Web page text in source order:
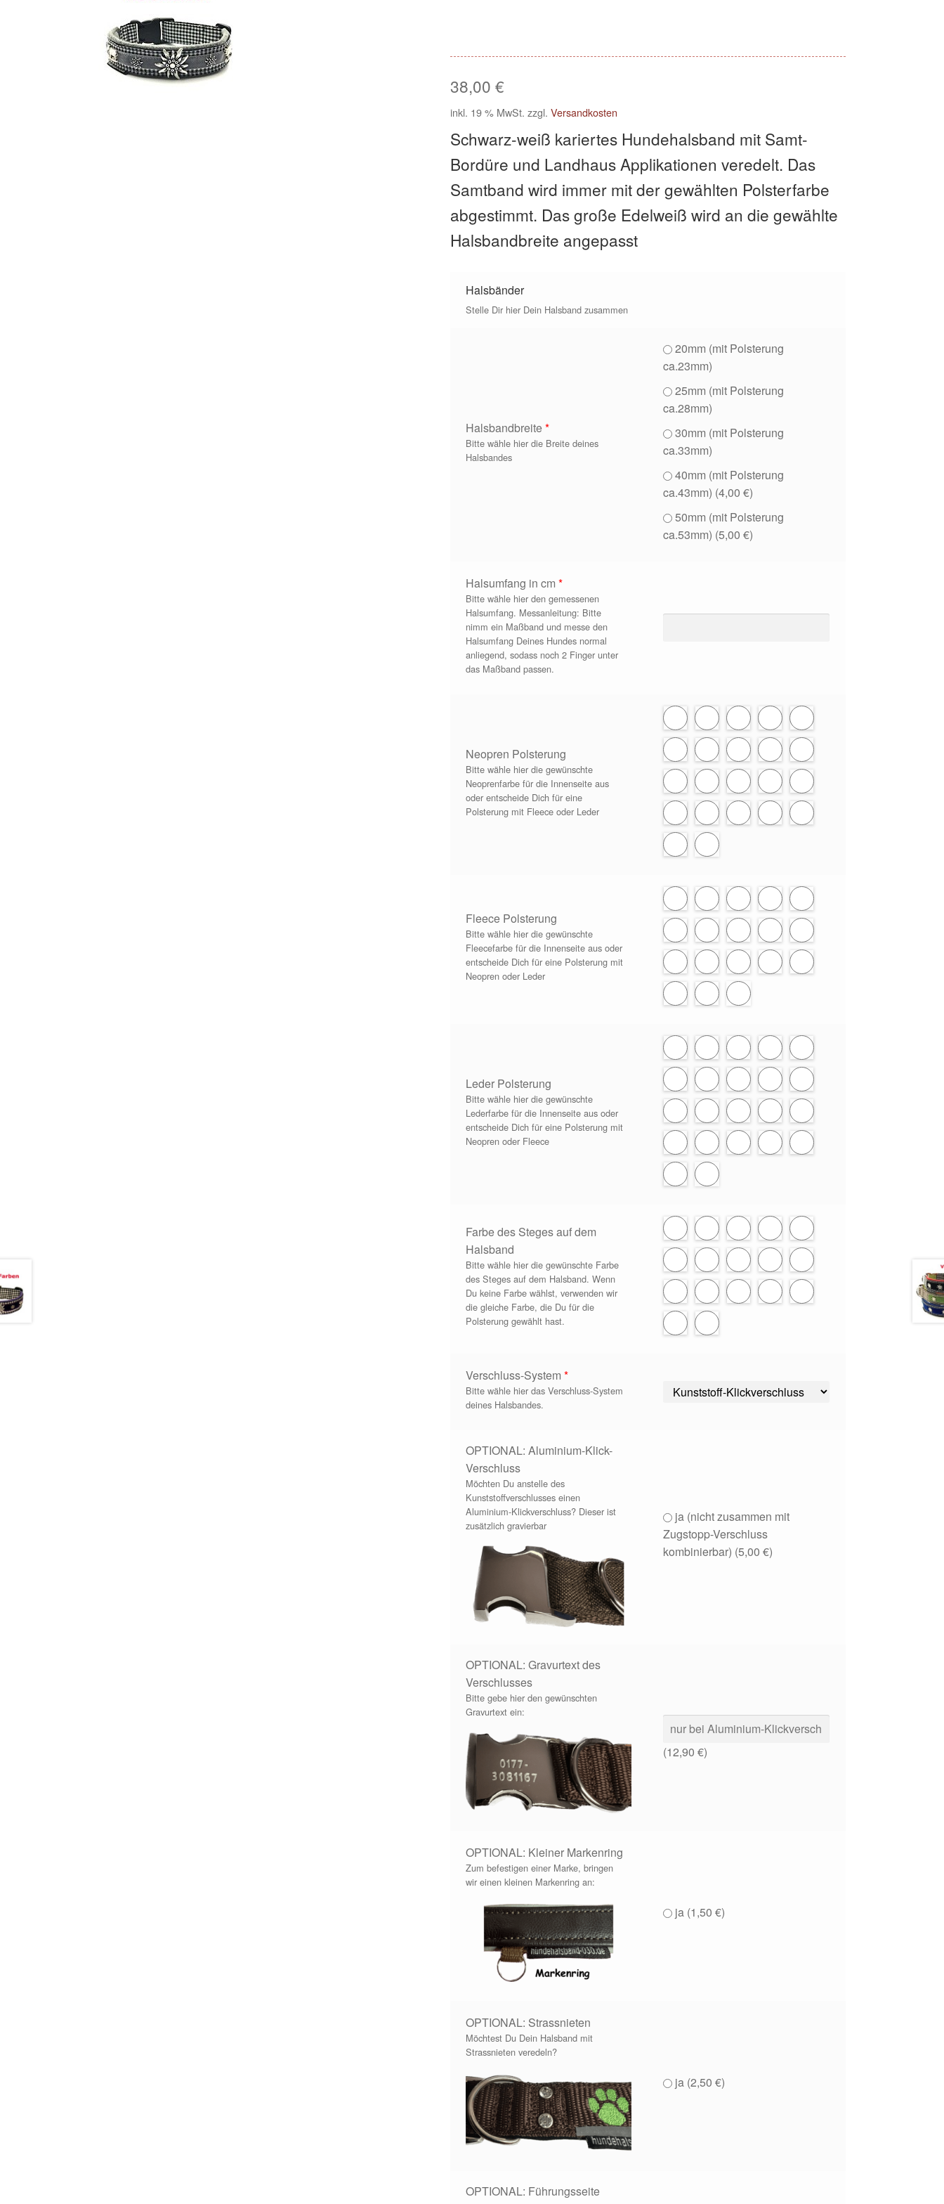
38,00 €
inkl. 19 % MwSt. zzgl. Versandkosten
Schwarz-weiß kariertes Hundehalsband mit Samt-
Bordüre und Landhaus Applikationen veredelt. Das
Samtband wird immer mit der gewählten Polsterfarbe
abgestimmt. Das große Edelweiß wird an die gewählte
Halsbandbreite angepasst
Halsbänder
Stelle Dir hier Dein Halsband zusammen
Halsbandbreite*
Bitte wähle hier die Breite deines
Halsbandes
20mm (mit Polsterung
ca.23mm)
25mm (mit Polsterung
ca.28mm)
30mm (mit Polsterung
ca.33mm)
40mm (mit Polsterung
ca.43mm) (4,00€)
50mm (mit Polsterung
ca.53mm) (5,00€)
Halsumfang in cm*
Bitte wähle hier den gemessenen
Halsumfang. Messanleitung: Bitte
nimm ein Maßband und messe den
Halsumfang Deines Hundes normal
anliegend, sodass noch 2 Finger unter
das Maßband passen.
Neopren Polsterung
Bitte wähle hier die gewünschte
Neoprenfarbe für die Innenseite aus
oder entscheide Dich für eine
Polsterung mit Fleece oder Leder
Fleece Polsterung
Bitte wähle hier die gewünschte
Fleecefarbe für die Innenseite aus oder
entscheide Dich für eine Polsterung mit
Neopren oder Leder
Leder Polsterung
Bitte wähle hier die gewünschte
Lederfarbe für die Innenseite aus oder
entscheide Dich für eine Polsterung mit
Neopren oder Fleece
Farbe des Steges auf dem
Halsband
Bitte wähle hier die gewünschte Farbe
des Steges auf dem Halsband. Wenn
Du keine Farbe wählst, verwenden wir
die gleiche Farbe, die Du für die
Polsterung gewählt hast.
Verschluss-System*
Bitte wähle hier das Verschluss-System
deines Halsbandes.
OPTIONAL: Aluminium-Klick-
Verschluss
Möchten Du anstelle des
Kunststoffverschlusses einen
Aluminium-Klickverschluss? Dieser ist
zusätzlich gravierbar
ja (nicht zusammen mit
Zugstopp-Verschluss
kombinierbar) (5,00€)
OPTIONAL: Gravurtext des
Verschlusses
Bitte gebe hier den gewünschten
Gravurtext ein:
(12,90€)
OPTIONAL: Kleiner Markenring
Zum befestigen einer Marke, bringen
wir einen kleinen Markenring an:
ja (1,50€)
OPTIONAL: Strassnieten
Möchtest Du Dein Halsband mit
Strassnieten veredeln?
ja (2,50€)
OPTIONAL: Führungsseite